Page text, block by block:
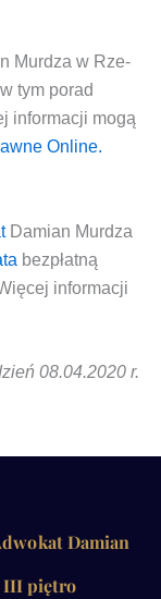
Mur­dza w Rze­
tym porad
infor­ma­cji mogą
Online.
Damian Mur­dza
bez­płat­ną
infor­ma­cji
08.04.2020 r.
Damian
III piętro